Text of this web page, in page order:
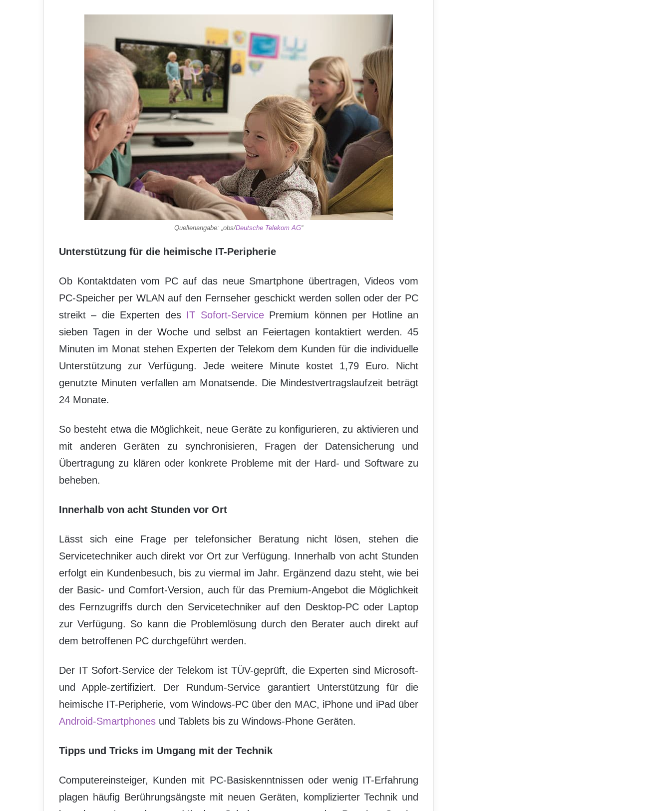
Quellenangabe: „obs/Deutsche Telekom AG“
Unterstützung für die heimische IT-Peripherie
Ob Kontaktdaten vom PC auf das neue Smartphone übertragen, Videos vom
PC-Speicher per WLAN auf den Fernseher geschickt werden sollen oder der PC
streikt – die Experten des IT Sofort-ServicePremium können per Hotline an
sieben Tagen in der Woche und selbst an Feiertagen kontaktiert werden. 45
Minuten im Monat stehen Experten der Telekom dem Kunden für die individuelle
Unterstützung zur Verfügung. Jede weitere Minute kostet 1,79 Euro. Nicht
genutzte Minuten verfallen am Monatsende. Die Mindestvertragslaufzeit beträgt
24 Monate.
So besteht etwa die Möglichkeit, neue Geräte zu konfigurieren, zu aktivieren und
mit anderen Geräten zu synchronisieren, Fragen der Datensicherung und
Übertragung zu klären oder konkrete Probleme mit der Hard- und Software zu
beheben.
Innerhalb von acht Stunden vor Ort
Lässt sich eine Frage per telefonsicher Beratung nicht lösen, stehen die
Servicetechniker auch direkt vor Ort zur Verfügung. Innerhalb von acht Stunden
erfolgt ein Kundenbesuch, bis zu viermal im Jahr. Ergänzend dazu steht, wie bei
der Basic- und Comfort-Version, auch für das Premium-Angebot die Möglichkeit
des Fernzugriffs durch den Servicetechniker auf den Desktop-PC oder Laptop
zur Verfügung. So kann die Problemlösung durch den Berater auch direkt auf
dem betroffenen PC durchgeführt werden.
Der IT Sofort-Service der Telekom ist TÜV-geprüft, die Experten sind Microsoft-
und Apple-zertifiziert. Der Rundum-Service garantiert Unterstützung für die
heimische IT-Peripherie, vom Windows-PC über den MAC, iPhone und iPad über
Android-Smartphones und Tablets bis zu Windows-Phone Geräten.
Tipps und Tricks im Umgang mit der Technik
Computereinsteiger, Kunden mit PC-Basiskenntnissen oder wenig IT-Erfahrung
plagen häufig Berührungsängste mit neuen Geräten, komplizierter Technik und